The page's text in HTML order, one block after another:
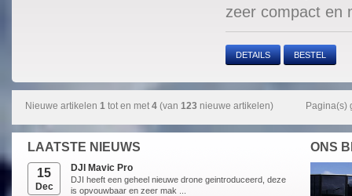
zeer compact en
DETAILS BESTEL
Nieuwe artikelen 1 tot en met 4 (van 123 nieuwe artikelen)
ONS
LAATSTE NIEUWS
15
Dec
DJI Mavic Pro
DJI heeft een geheel nieuwe drone geintroduceerd, deze
is opvouwbaar en zeer mak ...